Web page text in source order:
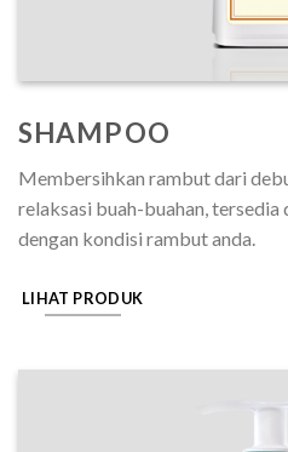
SHAMPOO
Membersihkan rambut dari
relaksasi buah-buahan, tersedia
dengan kondisi rambut anda.
LIHAT PRODUK